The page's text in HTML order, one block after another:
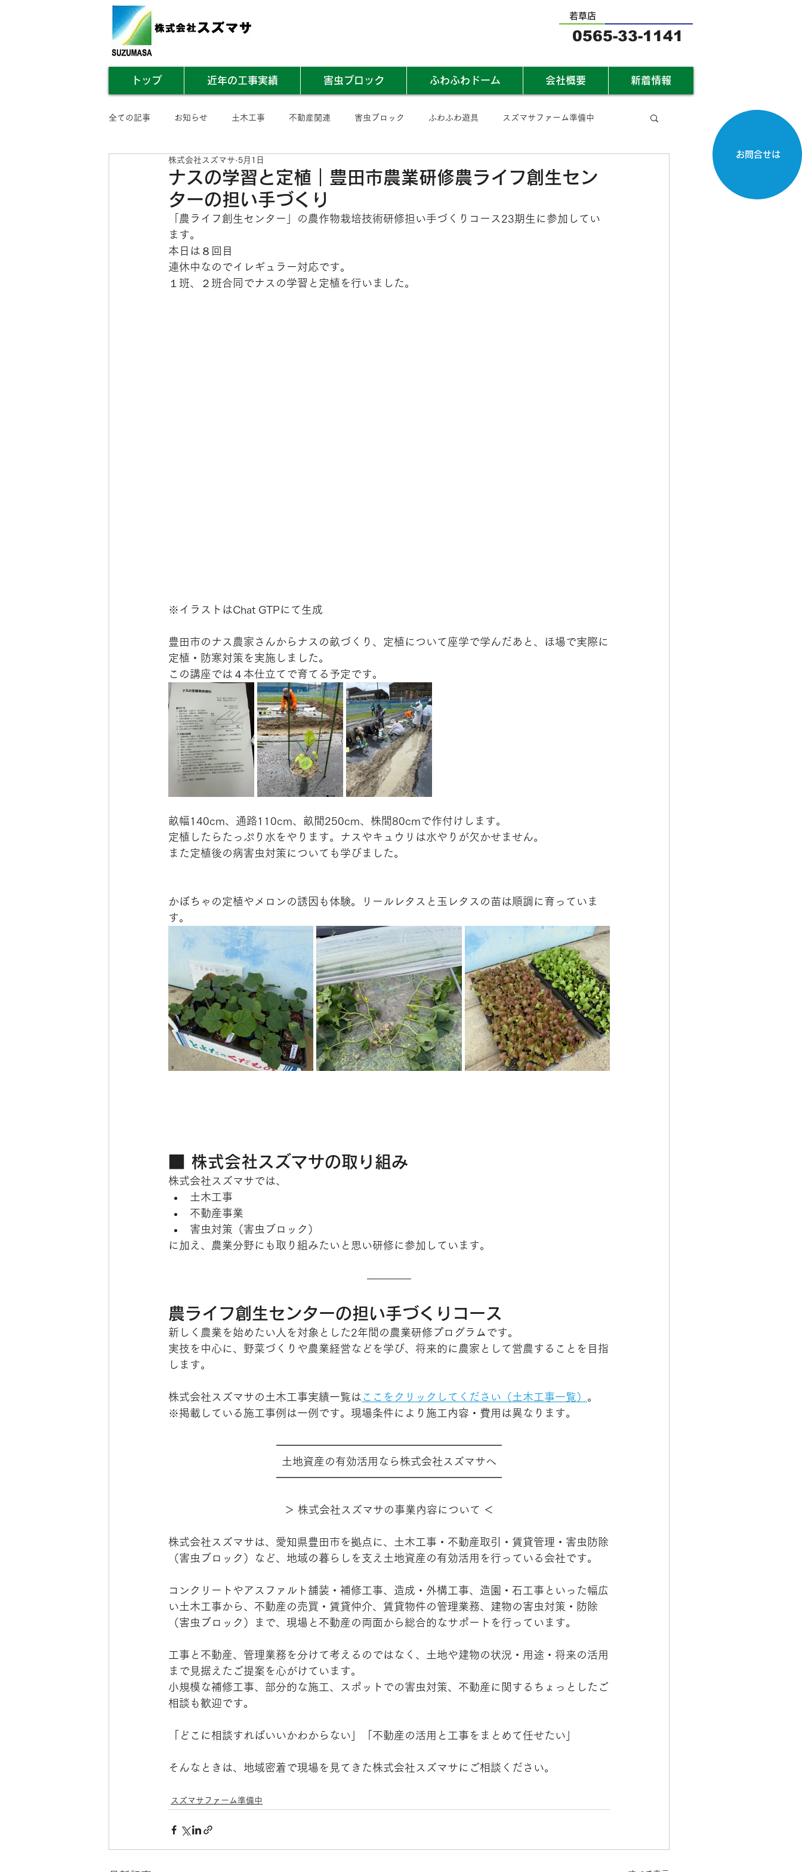
お問合せは
若草店
0565-33-1141
トップ 近年の工事実績 害虫ブロック ふわふわドーム 会社概要 新着情報
全ての記事 お知らせ 土木工事 不動産関連 害虫ブロック ふわふわ遊具 スズマサファーム準備中
業務内容まとめ その他
ナスの学習と定植｜豊田市農業研修農ライフ創生セン
ターの担い手づくり
株式会社スズマサ 5月1日
農ライフ創生センター 」の 農作物栽培技術研修担い手づくりコース23期生に参加してい
ます。
本日は８回目
連休中なのでイレギュラー対応です。
１班、２班合同でナスの学習と定植を行いました。
※イラストはChat GTPにて生成
豊田市のナス農家さんからナスの畝づくり、定植について座学で学んだあと、ほ場で実際に
定植・防寒対策を実施しました。
この講座では４本仕立てで育てる予定です。
畝幅140cm、通路110cm、畝間250cm、株間80cmで作付けします。
定植したらたっぷり水をやります。ナスやキュウリは水やりが欠かせません。
また定植後の病害虫対策についても学びました。
かぼちゃの定植やメロンの誘因も体験。リールレタスと玉レタスの苗は順調に育っていま
す。
■ 株式会社スズマサの取り組み
株式会社スズマサでは、
土木工事
不動産事業
害虫対策（害虫ブロック）
に加え、農業分野にも取り組みたいと思い研修に参加しています。
農ライフ創生センターの担い手づくりコース
新しく農業を始めたい人を対象とした2年間の農業研修プログラムです。
実技を中心に、野菜づくりや農業経営などを学び、将来的に農家として営農することを目指
します。
株式会社スズマサの土木工事実績一覧は ここをクリックしてください（土木工事一覧） 。
※掲載している施工事例は一例です。現場条件により施工内容・費用は異なります。
━━━━━━━━━━━━━━━━━━━━━
土地資産の有効活用なら株式会社スズマサへ
━━━━━━━━━━━━━━━━━━━━━
＞ 株式会社スズマサの事業内容について ＜
株式会社スズマサは、愛知県豊田市を拠点に、土木工事・不動産取引・賃貸管理・害虫防除
（害虫ブロック）など、地域の暮らしを支え土地資産の有効活用を行っている会社です。
コンクリートやアスファルト舗装・補修工事、造成・外構工事、造園・石工事といった幅広
い土木工事から、不動産の売買・賃貸仲介、賃貸物件の管理業務、建物の害虫対策・防除
（害虫ブロック）まで、現場と不動産の両面から総合的なサポートを行っています。
工事と不動産、管理業務を分けて考えるのではなく、土地や建物の状況・用途・将来の活用
まで見据えたご提案を心がけています。
小規模な補修工事、部分的な施工、スポットでの害虫対策、不動産に関するちょっとしたご
相談も歓迎です。
「どこに相談すればいいかわからない」「不動産の活用と工事をまとめて任せたい」
そんなときは、地域密着で現場を見てきた株式会社スズマサにご相談ください。
スズマサファーム準備中